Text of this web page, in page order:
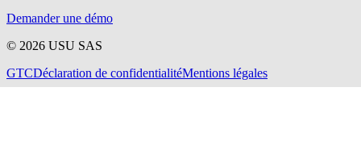
Demander une démo
© 2026 USU SAS
GTCDéclaration de confidentialitéMentions légales